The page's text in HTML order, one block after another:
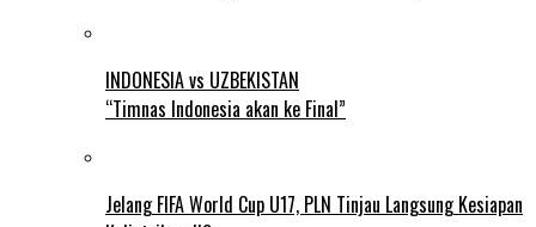
INDONESIA vs UZBEKISTAN
“Timnas Indonesia akan ke Final”
Jelang FIFA World Cup U17, PLN Tinjau Langsung Kesiapan